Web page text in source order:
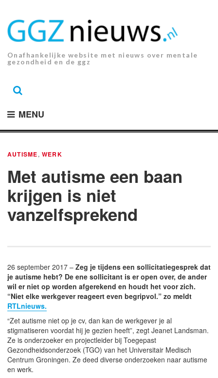
inhoud.
Onafhankelijke website met nieuws over mentale
gezondheid en de ggz
MENU
AUTISME, WERK
Met autisme een baan
krijgen is niet
vanzelfsprekend
26 september 2017 – Zeg je tijdens een sollicitatiegesprek dat
je autisme hebt? De ene sollicitant is er open over, de ander
wil er niet op worden afgerekend en houdt het voor zich.
“Niet elke werkgever reageert even begripvol.” zo meldt
RTLnieuws.
“Zet autisme niet op je cv, dan kan de werkgever je al
stigmatiseren voordat hij je gezien heeft”, zegt Jeanet Landsman.
Ze is onderzoeker en projectleider bij Toegepast
Gezondheidsonderzoek (TGO) van het Universitair Medisch
Centrum Groningen. Ze deed diverse onderzoeken naar autisme
en werk.